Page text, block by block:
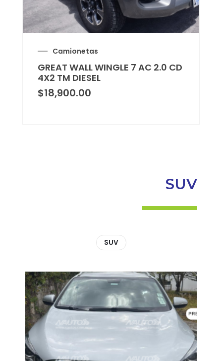
Camionetas
GREAT WALL WINGLE 7 AC 2.0 CD
4X2 TM DIESEL
$18,900.00
SUV
SUV